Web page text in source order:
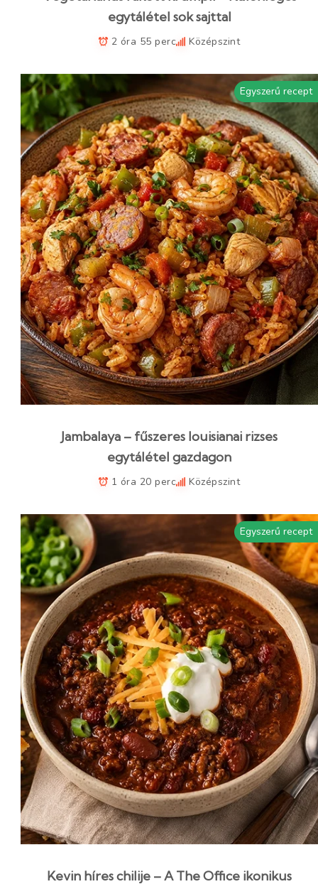
egytálétel sok sajttal
2 óra 55 perc Középszint
Egyszerű recept
Jambalaya – fűszeres louisianai rizses
egytálétel gazdagon
1 óra 20 perc Középszint
Egyszerű recept
Kevin híres chilije – A The Office ikonikus